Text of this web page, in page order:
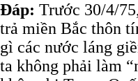
Đáp: Trước 30/4/
trả miền Bắc thôn
gì các nước láng
ta không phải làm